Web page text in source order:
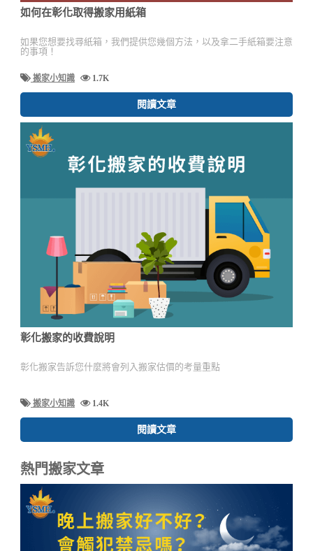
如何在彰化取得搬家用紙箱
如果您想要找尋紙箱，我們提供您幾個方法，以及拿二手紙箱要注意
的事項！
搬家小知識 1.7K
閱讀文章
彰化搬家的收費說明
彰化搬家告訴您什麼將會列入搬家估價的考量重點
搬家小知識 1.4K
閱讀文章
熱門搬家文章